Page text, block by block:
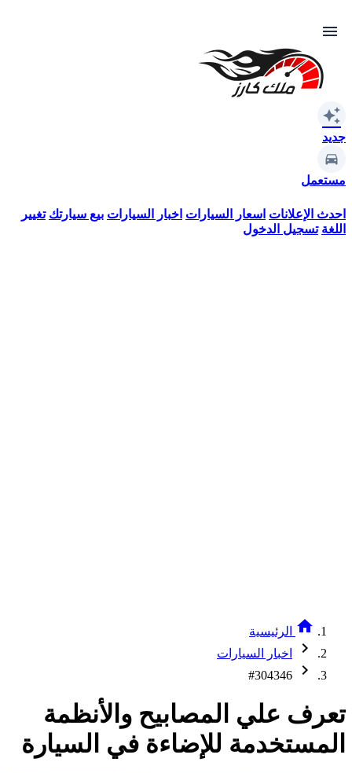
menu
auto_awesome
جديد
مستعمل
احدث الإعلانات اسعار السيارات اخبار السيارات بيع سيارتك تغيير
اللغة تسجيل الدخول
home الرئيسية
chevron_right اخبار السيارات
chevron_right
#304346
تعرف علي المصابيح والأنظمة
المستخدمة للإضاءة في السيارة